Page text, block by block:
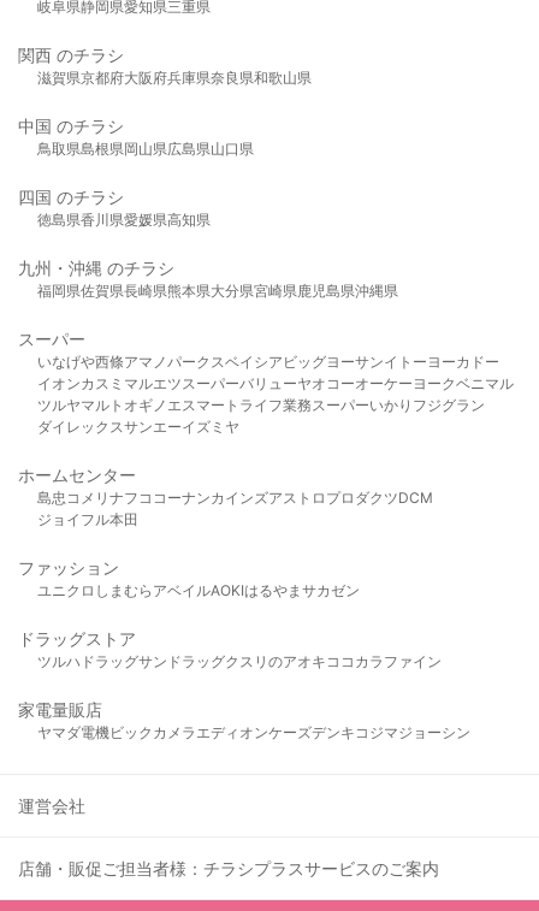
岐阜県静岡県愛知県三重県
関西 のチラシ
滋賀県京都府大阪府兵庫県奈良県和歌山県
中国 のチラシ
鳥取県島根県岡山県広島県山口県
四国 のチラシ
徳島県香川県愛媛県高知県
九州・沖縄 のチラシ
福岡県佐賀県長崎県熊本県大分県宮崎県鹿児島県沖縄県
スーパー
いなげや西條アマノパークスベイシア ビッグヨーサンイトーヨーカドー
イオンカスミ マルエツスーパーバリューヤオコーオーケー ヨークベニマル
ツルヤマルト オギノ エスマート ライフ業務スーパーいかり フジグラン
ダイレックスサンエーイズミヤ
ホームセンター
島忠 コメリ ナフコ コーナンカインズアストロプロダクツDCM
ジョイフル本田
ファッション
ユニクロ しまむら アベイルAOKIはるやま サカゼン
ドラッグストア
ツルハドラッグサンドラッグクスリのアオキ ココカラファイン
家電量販店
ヤマダ電機ビックカメラ エディオンケーズデンキ コジマジョーシン
運営会社
店舗・販促ご担当者様：チラシプラスサービスのご案内